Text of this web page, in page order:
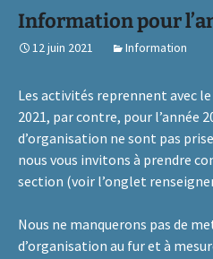
Information pour
12 juin 2021 Information
Les activités reprennent avec
2021, par contre, pour l’année
d’organisation ne sont pas
nous vous invitons à prendre
section (voir l’onglet
Nous ne manquerons pas de
d’organisation au fur et à